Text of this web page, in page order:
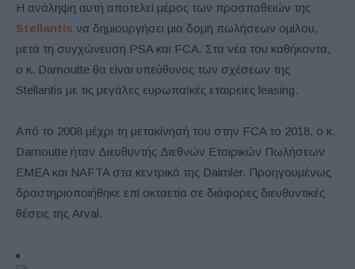
Η ανάληψη αυτή αποτελεί μέρος των προσπαθειών της
Stellantis να δημιουργήσει μια δομή πωλήσεων ομίλου,
μετά τη συγχώνευση PSA και FCA. Στα νέα του καθήκοντα,
ο κ. Damoutte θα είναι υπεύθυνος των σχέσεων της
Stellantis με τις μεγάλες ευρωπαϊκές εταιρείες leasing.
Από το 2008 μέχρι τη μετακίνησή του στην FCA το 2018, ο κ.
Damoutte ήταν Διευθυντής Διεθνών Εταιρικών Πωλήσεων
EMEA και NAFTA στα κεντρικά της Daimler. Προηγουμένως
δραστηριοποιήθηκε επί οκταετία σε διάφορες διευθυντικές
θέσεις της Arval.